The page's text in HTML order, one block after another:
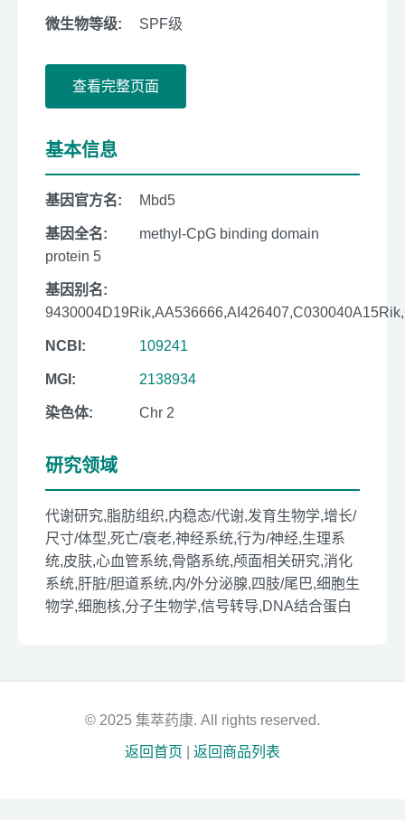
微生物等级: SPF级
查看完整页面
基本信息
基因官方名: Mbd5
基因全名:
methyl-CpG binding domain
protein 5
基因别名:
NCBI: 109241
MGI: 2138934
染色体: Chr 2
研究领域
代谢研究,脂肪组织,内稳态/代谢,发育生物学,增长/
尺寸/体型,死亡/衰老,神经系统,行为/神经,生理系
统,皮肤,心血管系统,骨骼系统,颅面相关研究,消化
系统,肝脏/胆道系统,内/外分泌腺,四肢/尾巴,细胞生
物学,细胞核,分子生物学,信号转导,DNA结合蛋白
© 2025 集萃药康. All rights reserved.
返回首页 返回商品列表